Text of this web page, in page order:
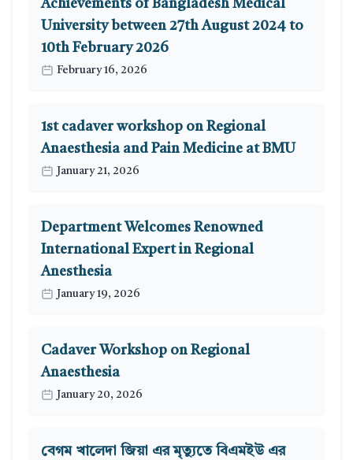
Achievements of Bangladesh Medical
University between 27th August 2024 to
10th February 2026
February 16, 2026
1st cadaver workshop on Regional
Anaesthesia and Pain Medicine at BMU
January 21, 2026
Department Welcomes Renowned
International Expert in Regional
Anesthesia
January 19, 2026
Cadaver Workshop on Regional
Anaesthesia
January 20, 2026
বেগম খালেদা জিয়া এর মৃত্যুতে বিএমইউ এর